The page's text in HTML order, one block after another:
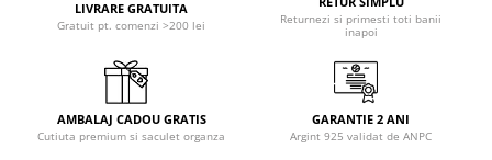
LIVRARE GRATUITA
Gratuit pt. comenzi >200 lei
Returnezi si primesti toti banii
inapoi
AMBALAJ CADOU GRATIS
Cutiuta premium si saculet organza
GARANTIE 2 ANI
Argint 925 validat de ANPC